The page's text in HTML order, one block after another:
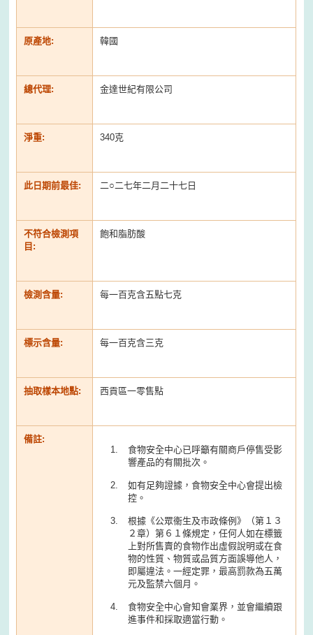
原產地: 韓國
總代理: 金達世紀有限公司
淨重: 340克
此日期前最佳: 二○二七年二月二十七日
不符合檢測項
目:
飽和脂肪酸
檢測含量: 每一百克含五點七克
標示含量: 每一百克含三克
抽取樣本地點: 西貢區一零售點
備註:
食物安全中心已呼籲有關商戶停售受影
響產品的有關批次。
如有足夠證據，食物安全中心會提出檢
控。
根據《公眾衞生及市政條例》（第１３
２章）第６１條規定，任何人如在標籤
上對所售賣的食物作出虛假說明或在食
物的性質、物質或品質方面誤導他人，
即屬違法。一經定罪，最高罰款為五萬
元及監禁六個月。
食物安全中心會知會業界，並會繼續跟
進事件和採取適當行動。